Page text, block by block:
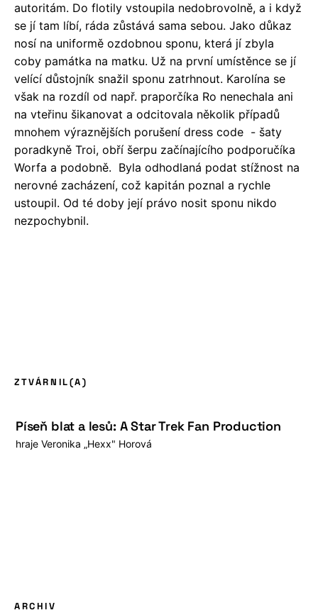
autoritám. Do flotily vstoupila nedobrovolně, a i když
se jí tam líbí, ráda zůstává sama sebou. Jako důkaz
nosí na uniformě ozdobnou sponu, která jí zbyla
coby památka na matku. Už na první umístěnce se jí
velící důstojník snažil sponu zatrhnout. Karolína se
však na rozdíl od např. praporčíka Ro nenechala ani
na vteřinu šikanovat a odcitovala několik případů
mnohem výraznějších porušení dress code - šaty
poradkyně Troi, obří šerpu začínajícího podporučíka
Worfa a podobně. Byla odhodlaná podat stížnost na
nerovné zacházení, což kapitán poznal a rychle
ustoupil. Od té doby její právo nosit sponu nikdo
nezpochybnil.
ZTVÁRNIL(A)
Píseň blat a lesů: A Star Trek Fan Production
hraje Veronika „Hexx" Horová
ARCHIV